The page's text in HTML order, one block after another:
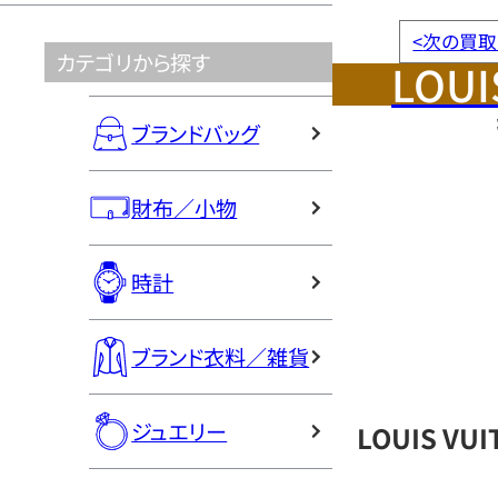
カテゴリから探す
ブランドバッグ
財布／小物
時計
ブランド衣料／雑貨
ジュエリー
<次の買
LOUIS